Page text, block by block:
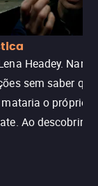
Headey.
sem saber
o próprio
Ao descobrir a